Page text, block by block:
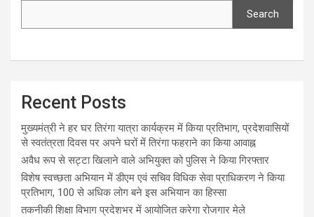
Search
Recent Posts
मुख्यमंत्री ने हर घर तिरंगा यात्रा कार्यक्रम में किया प्रतिभाग, प्रदेशवासियों
से स्वतंत्रता दिवस पर अपने घरों में तिरंगा फहराने का किया आवाह्न
अवैध रूप से सट्टा खिलाने वाले अभियुक्त को पुलिस ने किया गिरफ्तार
विशेष स्वच्छता अभियान में डीएम एवं सचिव विधिक सेवा प्राधिकरण ने किया
प्रतिभाग, 100 से अधिक लोग बने इस अभियान का हिस्सा
तकनीकी शिक्षा विभाग प्रदेशभर में आयोजित करेगा रोजगार मेले